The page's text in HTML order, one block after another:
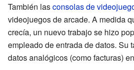
También lasconsolas de
videojuegos de arcade. A medida
crecía, un nuevo trabajo se hizo
empleado de entrada de datos. Su
datos analógicos (como facturas)